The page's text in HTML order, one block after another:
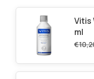
Vitis
ml